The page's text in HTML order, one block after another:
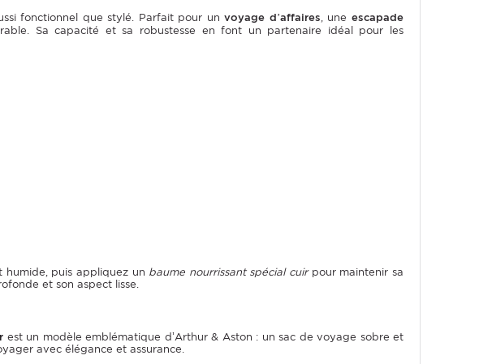
fonctionnel que stylé. Parfait pour unvoyage d’affaires, uneescapade
Sa capacité et sa robustesse en font un partenaire idéal pour les
humide, puis appliquez un baume nourrissant spécial cuirpour maintenir sa
et son aspect lisse.
est un modèle emblématique d’Arthur & Aston : un sac de voyage sobre et
avec élégance et assurance.